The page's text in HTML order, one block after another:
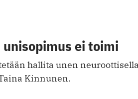
ei toimi
hallita unen neuroottisella
Kinnunen.